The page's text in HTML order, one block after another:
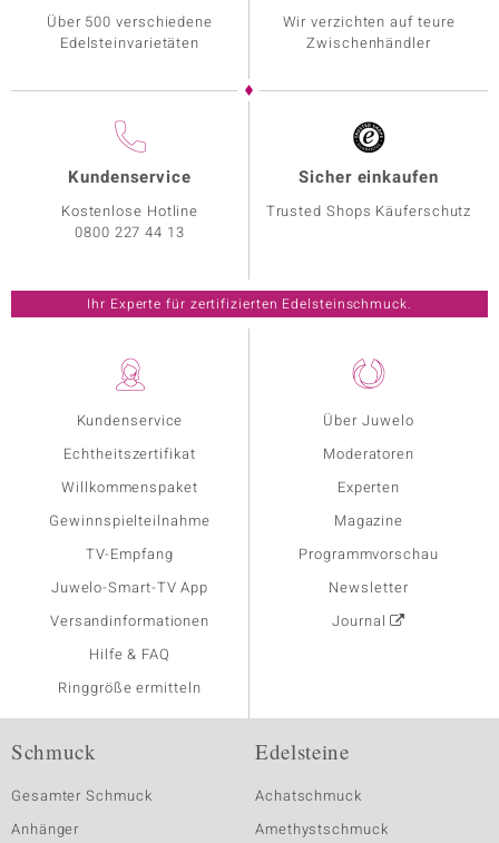
Kundenservice
Echtheitszertifikat
Willkommenspaket
Gewinnspielteilnahme
TV-Empfang
Juwelo-Smart-TV App
Versandinformationen
Hilfe & FAQ
Ringgröße ermitteln
Über Juwelo
Moderatoren
Experten
Magazine
Programmvorschau
Newsletter
Journal
Über 500 verschiedene
Edelsteinvarietäten
Wir verzichten auf teure
Zwischenhändler
Kundenservice
Kostenlose Hotline
0800 227 44 13
Sicher einkaufen
Trusted Shops Käuferschutz
Ihr Experte für zertifizierten Edelsteinschmuck.
Schmuck
Gesamter Schmuck
Anhänger
Edelsteine
Achatschmuck
Amethystschmuck